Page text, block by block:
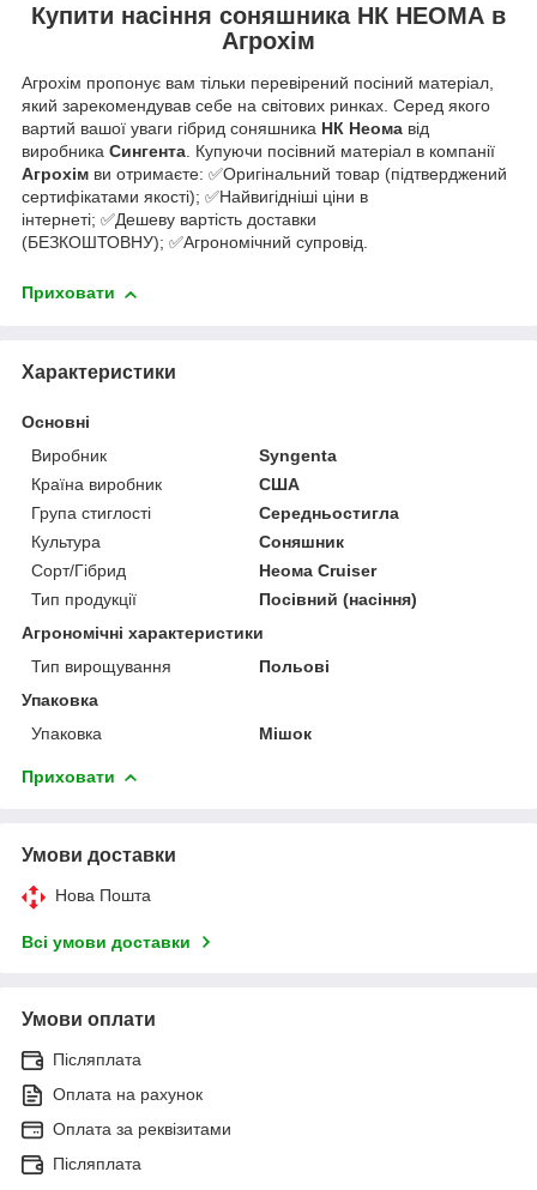
Купити насіння соняшника НК НЕОМА в
Агрохім
Агрохім пропонує вам тільки перевірений посіний матеріал,
який зарекомендував себе на світових ринках. Серед якого
вартий вашої уваги гібрид соняшника НК Неома від
виробника Сингента. Купуючи посівний матеріал в компанії
Агрохім ви отримаєте: ✅Оригінальний товар (підтверджений
сертифікатами якості); ✅Найвигідніші ціни в
інтернеті; ✅Дешеву вартість доставки
(БЕЗКОШТОВНУ); ✅Агрономічний супровід.
Приховати
Характеристики
Основні
Виробник
Syngenta
Країна виробник
США
Група стиглості
Середньостигла
Культура
Соняшник
Сорт/Гібрид
Неома Cruiser
Тип продукції
Посівний (насіння)
Агрономічні характеристики
Тип вирощування
Польові
Упаковка
Упаковка
Мішок
Приховати
Умови доставки
Нова Пошта
Всі умови доставки
Умови оплати
Післяплата
Оплата на рахунок
Оплата за реквізитами
Післяплата